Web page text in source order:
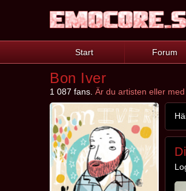
Start Forum
Bon Iver
1 087 fans. Är du artisten eller